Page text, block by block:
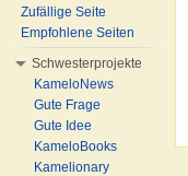
Zufällige Seite
Empfohlene Seiten
Schwesterprojekte
KameloNews
Gute Frage
Gute Idee
KameloBooks
Kamelionary